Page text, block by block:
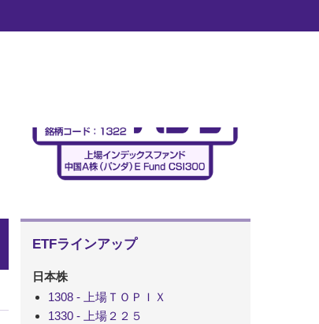
ETFラインアップ
日本株
1308 - 上場ＴＯＰＩＸ
1330 - 上場２２５